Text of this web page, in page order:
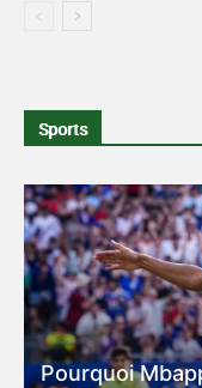
Sports
Pourquoi